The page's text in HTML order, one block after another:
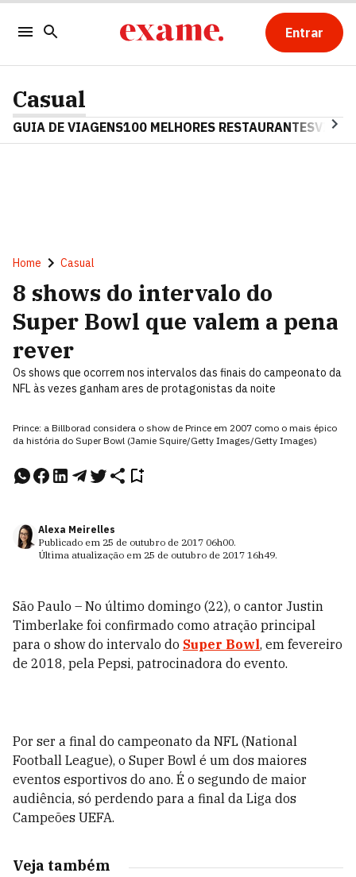
Entrar
Casual
GUIA DE VIAGENS100 MELHORES RESTAURANTES
Home Casual
8 shows do intervalo do
Super Bowl que valem a pena
rever
Os shows que ocorrem nos intervalos das finais do campeonato da
NFL às vezes ganham ares de protagonistas da noite
Prince: a Billborad considera o show de Prince em 2007 como o mais épico
da história do Super Bowl (Jamie Squire/Getty Images/Getty Images)
Alexa Meirelles
Publicado em 25 de outubro de 2017 06h00.
Última atualização em 25 de outubro de 2017 16h49.
São Paulo – No último domingo (22), o cantor Justin
Timberlake foi confirmado como atração principal
para o show do intervalo do Super Bowl, em fevereiro
de 2018, pela Pepsi, patrocinadora do evento.
Por ser a final do campeonato da NFL (National
Football League), o Super Bowl é um dos maiores
eventos esportivos do ano. É o segundo de maior
audiência, só perdendo para a final da Liga dos
Campeões UEFA.
Veja também